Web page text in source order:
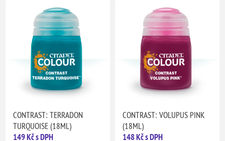
CONTRAST: TERRADON
TURQUOISE (18ML)
149 Kč s DPH
CONTRAST: VOLUPUS PINK
(18ML)
148 Kč s DPH